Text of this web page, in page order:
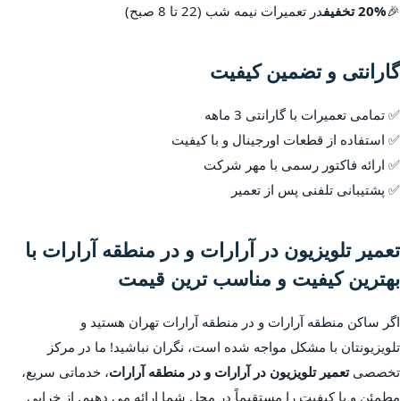
🎉20% تخفیف در تعمیرات نیمه شب (22 تا 8 صبح)
گارانتی و تضمین کیفیت
✅ تمامی تعمیرات با گارانتی 3 ماهه
✅ استفاده از قطعات اورجینال و با کیفیت
✅ ارائه فاکتور رسمی با مهر شرکت
✅ پشتیبانی تلفنی پس از تعمیر
تعمیر تلویزیون در آرارات و در منطقه آرارات با
بهترین کیفیت و مناسب ترین قیمت
اگر ساکن منطقه آرارات و در منطقه آرارات تهران هستید و
تلویزیونتان با مشکل مواجه شده است، نگران نباشید! ما در مرکز
تخصصیتعمیر تلویزیون در آرارات و در منطقه آرارات، خدماتی سریع،
مطمئن و با کیفیت را مستقیماً در محل شما ارائه می دهیم. از خرابی